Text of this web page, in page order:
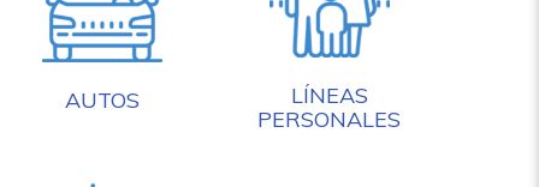
AUTOS
LÍNEAS
PERSONALES